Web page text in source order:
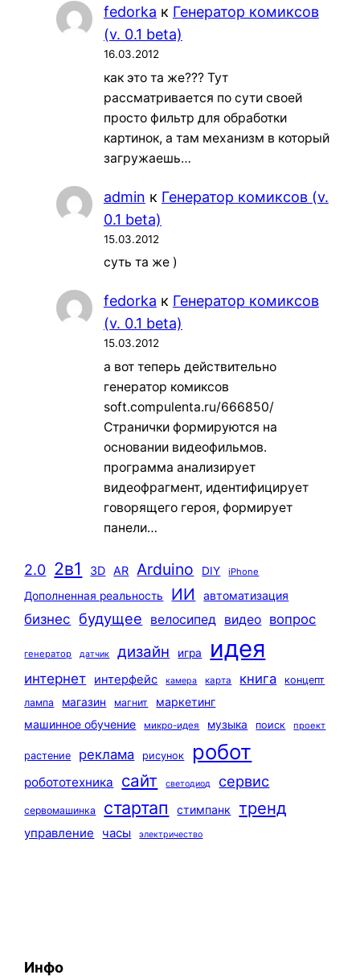
fedorka к Генератор комиксов
(v. 0.1 beta)
16.03.2012
как это та же??? Тут
рассматривается по сути своей
просто фильтр для обработки
картинок, а там механизм в который
загружаешь…
admin к Генератор комиксов (v.
0.1 beta)
15.03.2012
суть та же )
fedorka к Генератор комиксов
(v. 0.1 beta)
15.03.2012
а вот теперь действительно
генератор комиксов
soft.compulenta.ru/666850/
Странички формируются на
основании видеофильмов.
программа анализирует
видеофрагмент, идентифицирует
говорящего героя, формирует
панели…
2.0 2в1 3D AR Arduino DIY iPhone
Дополненная реальность ИИ автоматизация
бизнес будущее велосипед видео вопрос
генератор датчик дизайн игра идея
интернет интерфейс камера карта книга
концепт
лампа
магазин магнит
маркетинг
машинное обучение
микро-идея музыка поиск проект
растение реклама рисунок робот
робототехника сайт светодиод сервис
сервомашинка стартап стимпанк тренд
управление часы электричество
Инфо